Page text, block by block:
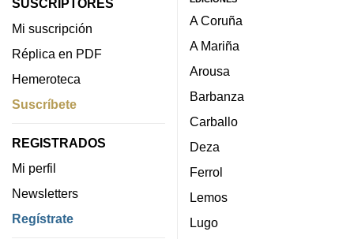
SUSCRIPTORES
Mi suscripción
Réplica en PDF
Hemeroteca
Suscríbete
REGISTRADOS
Mi perfil
Newsletters
Regístrate
A Coruña
A Mariña
Arousa
Barbanza
Carballo
Deza
Ferrol
Lemos
Lugo